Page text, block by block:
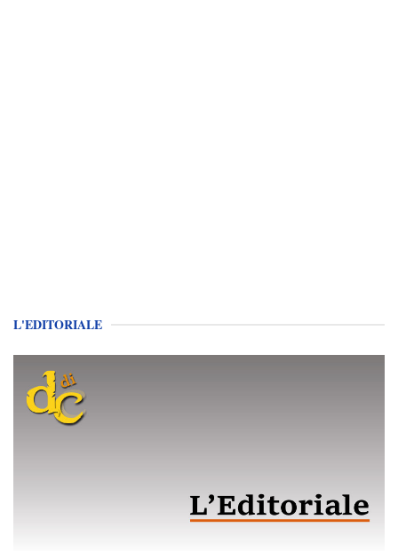
L'EDITORIALE